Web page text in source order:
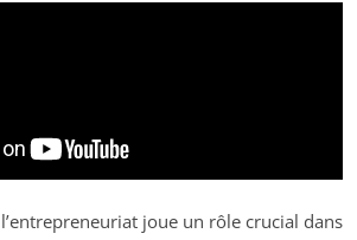
joue un rôle crucial dans